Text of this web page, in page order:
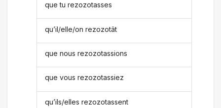
que tu rezozotasses
qu’il/elle/on rezozotât
que nous rezozotassions
que vous rezozotassiez
qu’ils/elles rezozotassent